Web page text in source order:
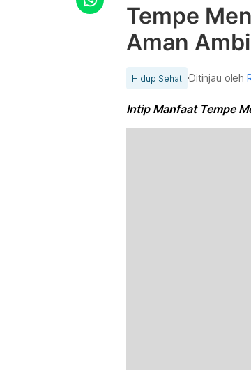
Tempe
Aman
Hidup Sehat Ditinjau oleh
Intip Manfaat Tempe